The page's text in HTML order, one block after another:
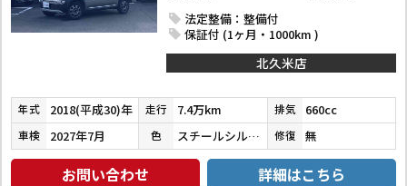
法定整備：整備付
保証付 (1ヶ月・1000km )
北久米店
年式 2018(平成30)年 走行 7.4万km 排気 660cc
車検 2027年7月 色 スチールシルバーメタリック 修復 無
お問い合わせ 詳細はこちら